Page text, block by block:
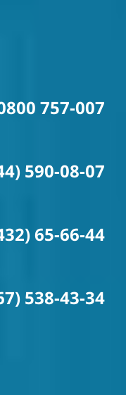
757-007
590-08-07
65-66-44
538-43-34